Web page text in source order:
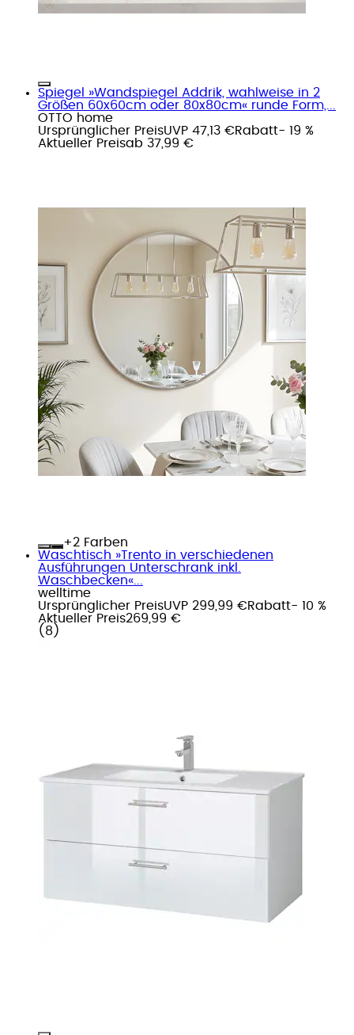
Spiegel »Wandspiegel Addrik, wahlweise in 2
Größen 60x60cm oder 80x80cm« runde Form,...
OTTO home
Ursprünglicher PreisUVP 47,13 €Rabatt- 19 %
Aktueller Preisab 37,99 €
+
Farben
Waschtisch »Trento in verschiedenen
Ausführungen Unterschrank inkl.
Waschbecken«...
welltime
Ursprünglicher PreisUVP 299,99 €Rabatt- 10 %
Aktueller Preis269,99 €
( 8 )